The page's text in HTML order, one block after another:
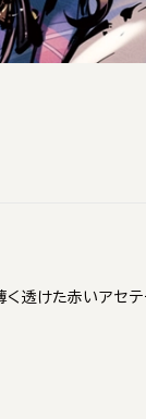
透けた赤いアセテ